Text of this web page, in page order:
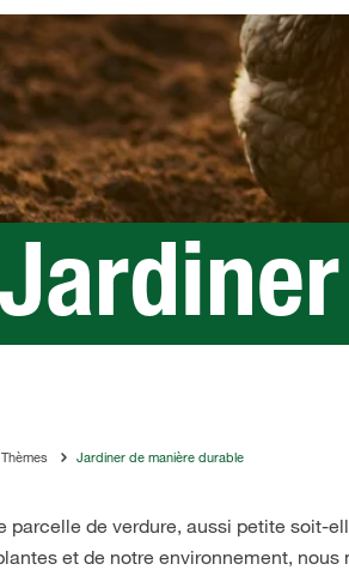
Thèmes Jardiner de manière durable
parcelle de verdure, aussi petite soit-
et de notre environnement,